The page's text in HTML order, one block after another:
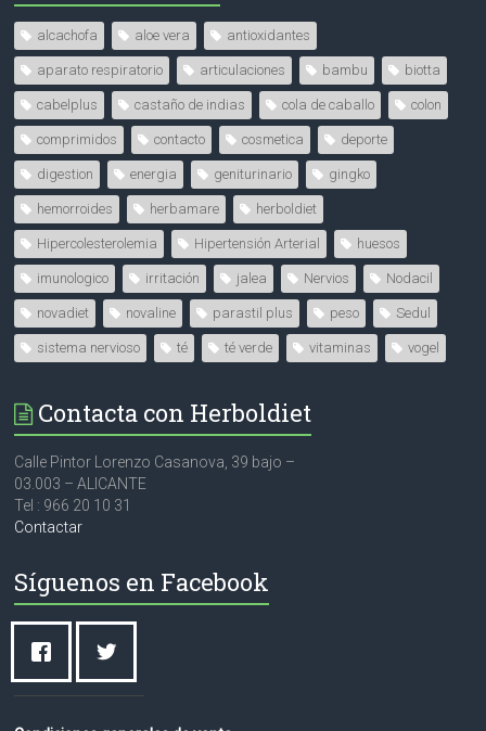
alcachofa aloe vera antioxidantes
aparato respiratorio articulaciones bambu biotta
cabelplus castaño de indias cola de caballo colon
comprimidos contacto cosmetica deporte
digestion energia geniturinario gingko
hemorroides herbamare herboldiet
Hipercolesterolemia Hipertensión Arterial huesos
imunologico irritación jalea Nervios Nodacil
novadiet novaline parastil plus peso Sedul
sistema nervioso té té verde vitaminas vogel
Contacta con Herboldiet
Calle Pintor Lorenzo Casanova, 39 bajo –
03.003 – ALICANTE
Tel : 966 20 10 31
Contactar
Síguenos en Facebook